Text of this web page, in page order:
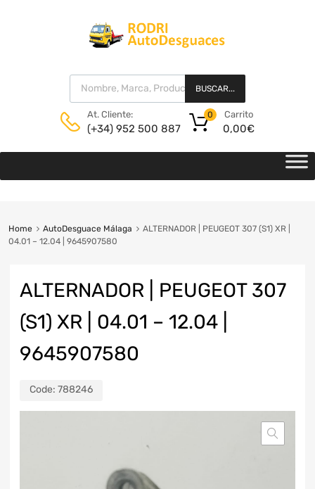
BUSCAR...
At. Cliente:
(+34) 952 500 887
Carrito
0,00€
0
Home AutoDesguace Málaga
ALTERNADOR | PEUGEOT 307 (S1) XR |
04.01 – 12.04 | 9645907580
ALTERNADOR | PEUGEOT 307
(S1) XR | 04.01 – 12.04 |
9645907580
Code: 788246